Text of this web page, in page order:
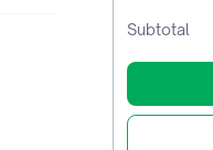
Subtotal